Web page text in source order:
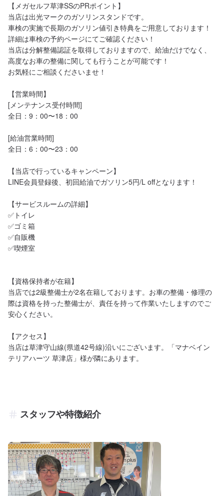
【メガセルフ草津SSのPRポイント】
当店は出光マークのガソリンスタンドです。
車検の実施で長期のガソリン値引き特典をご用意しております！
詳細は車検の予約ページにてご確認ください！
当店は分解整備認証を取得しておりますので、給油だけでなく、
高度なお車の整備に関しても行うことが可能です！
お気軽にご相談くださいませ！
【営業時間】
[メンテナンス受付時間]
全日：9：00〜18：00
[給油営業時間]
全日：6：00〜23：00
【当店で行っているキャンペーン】
LINE会員登録後、初回給油でガソリン5円/L offとなります！
【サービスルームの詳細】
✅トイレ
✅ゴミ箱
✅自販機
✅喫煙室
【資格保持者が在籍】
当店では2級整備士が2名在籍しております。お車の整備・修理の
際は資格を持った整備士が、責任を持って作業いたしますのでご
安心ください。
【アクセス】
当店は草津守山線(県道42号線)沿いにございます。「マナベイン
テリアハーツ 草津店」様が隣にあります。
スタッフや特徴紹介